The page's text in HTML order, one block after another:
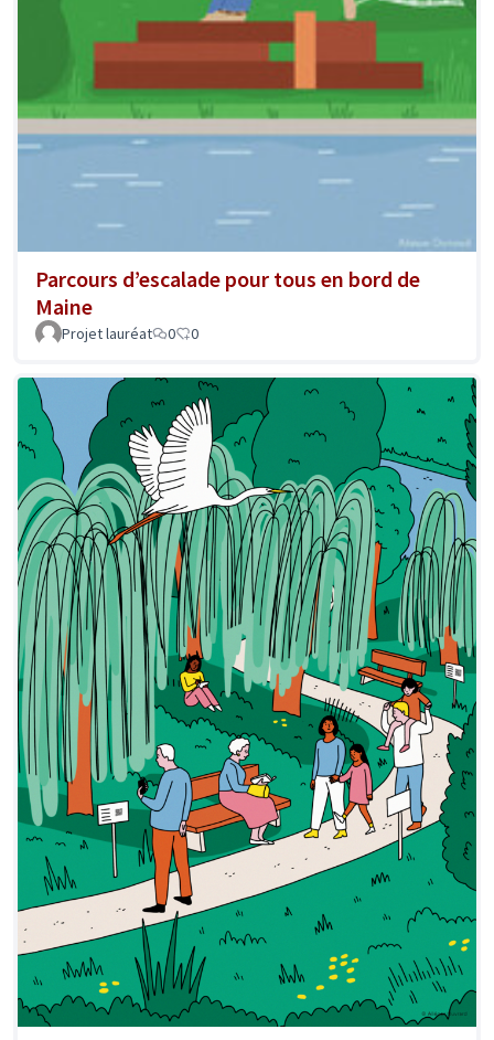
Parcours d’escalade pour tous en bord de
Maine
Projet lauréat 0 0